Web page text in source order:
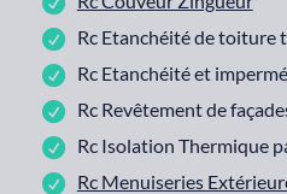
Rc Etanchéité de toiture
Rc Etanchéité et
Rc Revêtement de
Rc Isolation Thermique
Rc Menuiseries